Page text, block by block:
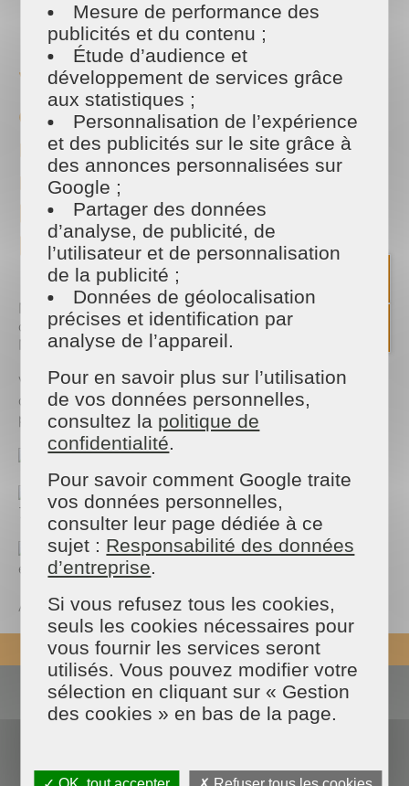
Facebook
Twitter Email
Vous recherchez un emploi
en tant qu'assistant(e)
ménager(e) ou encore
nettoyeur de vitres ?
Ne manquez pas ce RDV de
l'emploi !
Notre équipe MAISON & SERVICES PARIS et CLICHY
organise un Job Dating au Monoprix
Montparnasse, le vendredi 19 mars de 10h à 15h !
Venez rencontrer nos entreprises qui recrutent
dans le secteur de l'entretien du domicile. N'oubliez
pas votre CV et votre masque.
Le vendredi 19 mars, de 10h à 15h
Monoprix Montparnasse, 31 rue du Départ
75014 Paris
N'hésitez pas à partager et à en parler à votre
entourage
À très vite !
REVENIR EN HAUT
Actualités
Espace presse
Nous contacter
Devenir franchisé
Mesure de performance des
publicités et du contenu ;
Étude d’audience et
développement de services grâce
aux statistiques ;
Personnalisation de l’expérience
et des publicités sur le site grâce à
des annonces personnalisées sur
Google ;
Partager des données
d’analyse, de publicité, de
l’utilisateur et de personnalisation
de la publicité ;
Données de géolocalisation
précises et identification par
analyse de l’appareil.
Pour en savoir plus sur l’utilisation
de vos données personnelles,
consultez la politique de
confidentialité.
Pour savoir comment Google traite
vos données personnelles,
consulter leur page dédiée à ce
sujet : Responsabilité des données
d’entreprise.
Si vous refusez tous les cookies,
seuls les cookies nécessaires pour
vous fournir les services seront
utilisés. Vous pouvez modifier votre
sélection en cliquant sur « Gestion
des cookies » en bas de la page.